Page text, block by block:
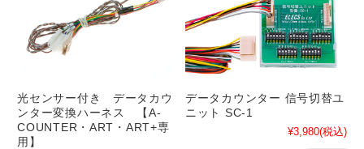
光センサー付き データカウ
ンター変換ハーネス 【A-
COUNTER・ART・ART+専
用】
データカウンター 信号切替ユ
ニット SC-1
¥3,980(税込)